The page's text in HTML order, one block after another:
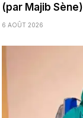
(par Majib Sène)
6 AOÛT 2026